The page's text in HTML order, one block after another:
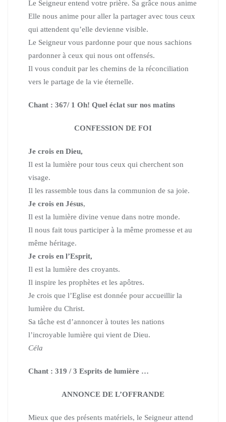
Le Seigneur entend votre prière. Sa grâce nous anime
Elle nous anime pour aller la partager avec tous ceux
qui attendent qu’elle devienne visible.
Le Seigneur vous pardonne pour que nous sachions
pardonner à ceux qui nous ont offensés.
Il vous conduit par les chemins de la réconciliation
vers le partage de la vie éternelle.
Chant : 367/ 1 Oh! Quel éclat sur nos matins
CONFESSION DE FOI
Je crois en Dieu,
Il est la lumière pour tous ceux qui cherchent son
visage.
Il les rassemble tous dans la communion de sa joie.
Je crois en Jésus,
Il est la lumière divine venue dans notre monde.
Il nous fait tous participer à la même promesse et au
même héritage.
Je crois en l’Esprit,
Il est la lumière des croyants.
Il inspire les prophètes et les apôtres.
Je crois que l’Eglise est donnée pour accueillir la
lumière du Christ.
Sa tâche est d’annoncer à toutes les nations
l’incroyable lumière qui vient de Dieu.
Céla
Chant : 319 / 3 Esprits de lumière …
ANNONCE DE L’OFFRANDE
Mieux que des présents matériels, le Seigneur attend